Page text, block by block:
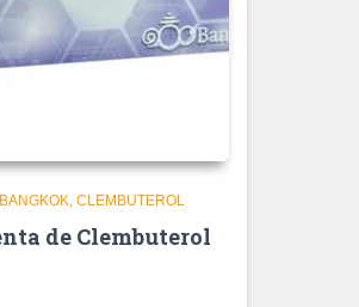
BANGKOK CLEMBUTEROL
de Clembuterol